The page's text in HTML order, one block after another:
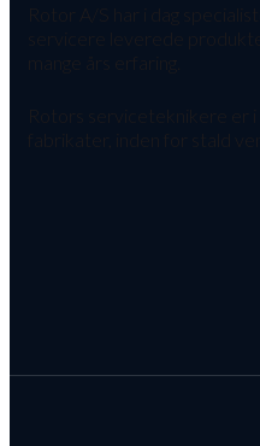
Rotor A/S har i dag
mange års erfaring.